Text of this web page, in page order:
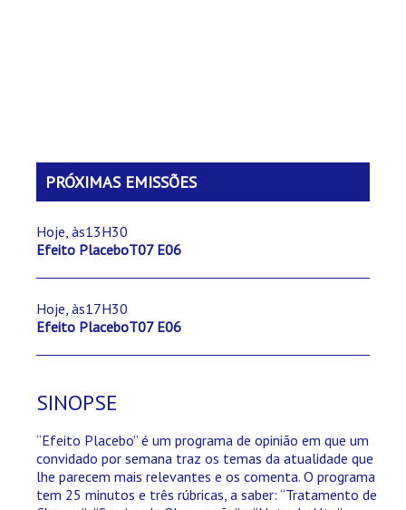
SINOPSE
“Efeito Placebo” é um programa de opinião em que um
convidado por semana traz os temas da atualidade que
lhe parecem mais relevantes e os comenta. O programa
tem 25 minutos e três rúbricas, a saber: “Tratamento de
PRÓXIMAS EMISSÕES
Efeito PlaceboT07 E06
Hoje, às13H30
Efeito PlaceboT07 E06
Hoje, às17H30